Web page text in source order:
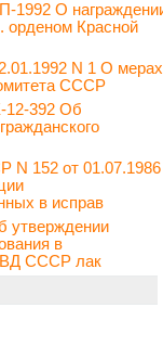
1992 О
орденом Красной
N 1 О
СССР
12-392 Об
152 от 01.07.1986
в исправ
утверждении
в
СССР лак